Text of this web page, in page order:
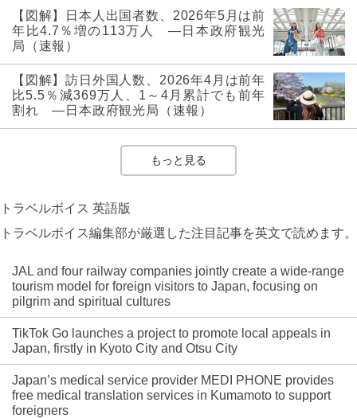
【図解】日本人出国者数、2026年5月は前
年比4.7％増の113万人 ―日本政府観光
局（速報）
【図解】訪日外国人数、2026年4月は前年
比5.5％減369万人、1～4月累計でも前年
割れ ―日本政府観光局（速報）
もっと見る
トラベルボイス 英語版
トラベルボイス編集部が厳選した注目記事を英文で読めます。
JAL and four railway companies jointly create a wide-range
tourism model for foreign visitors to Japan, focusing on
pilgrim and spiritual cultures
TikTok Go launches a project to promote local appeals in
Japan, firstly in Kyoto City and Otsu City
Japan’s medical service provider MEDI PHONE provides
free medical translation services in Kumamoto to support
foreigners